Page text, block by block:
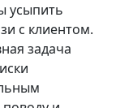
усыпить
с клиентом.
задача